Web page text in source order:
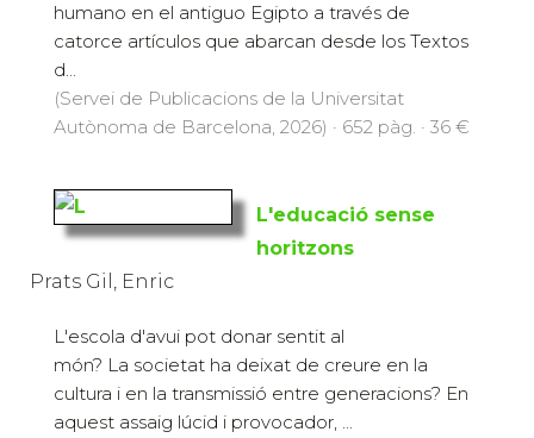
humano en el antiguo Egipto a través de
catorce artículos que abarcan desde los Textos
d...
(Servei de Publicacions de la Universitat
Autònoma de Barcelona, 2026) · 652 pàg. · 36 €
L'educació sense
horitzons
Prats Gil, Enric
L'escola d'avui pot donar sentit al
món? La societat ha deixat de creure en la
cultura i en la transmissió entre generacions? En
aquest assaig lúcid i provocador, ...